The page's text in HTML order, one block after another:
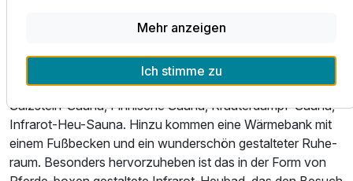
gesamte Design wurde nach den Kriterien gestaltet, Seele
verschiedene Saunen erwarten unsere Gäste: Und hier die
verschiedenen Saunen im Hotel Zollhaus Himalaja-
Salzstein-Sauna, Finnische Sauna, Kräuterdampf-Sauna,
Infrarot-Heu-Sauna. Hinzu kommen eine Wärmebank mit
einem Fußbecken und ein wunderschön gestalteter Ruhe-
raum. Besonders hervorzuheben ist das in der Form von
Mehr anzeigen
Ich stimme zu